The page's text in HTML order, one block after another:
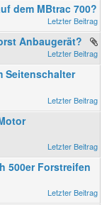
dem MBtrac 700?
Anbaugerät?
Seitenschalter
500er Forstreifen